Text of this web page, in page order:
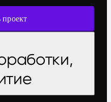
проект